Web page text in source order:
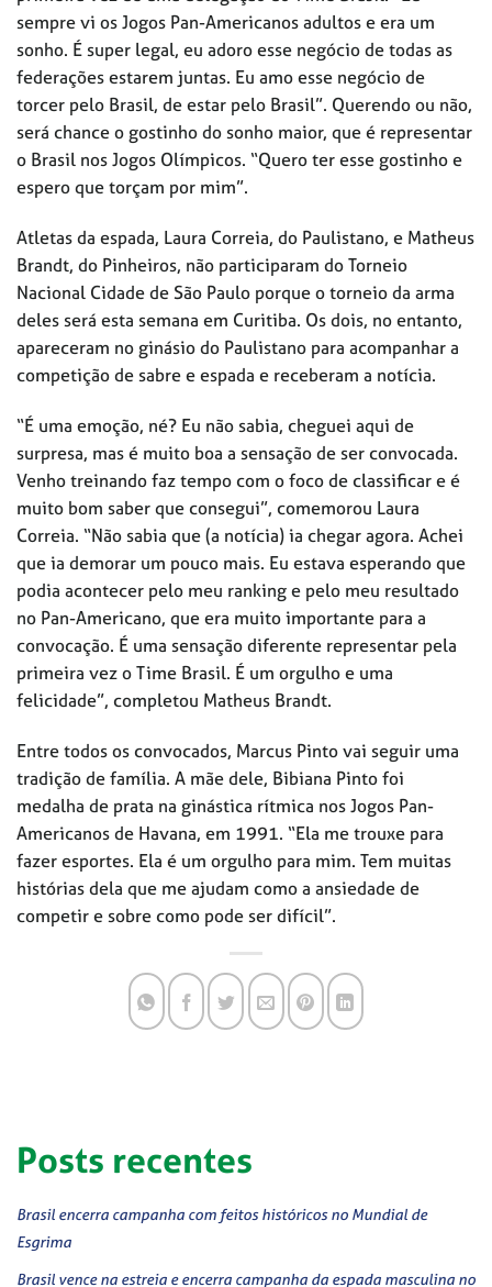
sempre vi os Jogos Pan-Americanos adultos e era um
sonho. É super legal, eu adoro esse negócio de todas as
federações estarem juntas. Eu amo esse negócio de
torcer pelo Brasil, de estar pelo Brasil”. Querendo ou não,
será chance o gostinho do sonho maior, que é representar
o Brasil nos Jogos Olímpicos. “Quero ter esse gostinho e
espero que torçam por mim”.
Atletas da espada, Laura Correia, do Paulistano, e Matheus
Brandt, do Pinheiros, não participaram do Torneio
Nacional Cidade de São Paulo porque o torneio da arma
deles será esta semana em Curitiba. Os dois, no entanto,
apareceram no ginásio do Paulistano para acompanhar a
competição de sabre e espada e receberam a notícia.
“É uma emoção, né? Eu não sabia, cheguei aqui de
surpresa, mas é muito boa a sensação de ser convocada.
Venho treinando faz tempo com o foco de classificar e é
muito bom saber que consegui”, comemorou Laura
Correia. “Não sabia que (a notícia) ia chegar agora. Achei
que ia demorar um pouco mais. Eu estava esperando que
podia acontecer pelo meu ranking e pelo meu resultado
no Pan-Americano, que era muito importante para a
convocação. É uma sensação diferente representar pela
primeira vez o Time Brasil. É um orgulho e uma
felicidade”, completou Matheus Brandt.
Entre todos os convocados, Marcus Pinto vai seguir uma
tradição de família. A mãe dele, Bibiana Pinto foi
medalha de prata na ginástica rítmica nos Jogos Pan-
Americanos de Havana, em 1991. “Ela me trouxe para
fazer esportes. Ela é um orgulho para mim. Tem muitas
histórias dela que me ajudam como a ansiedade de
competir e sobre como pode ser difícil”.
Posts recentes
Brasil encerra campanha com feitos históricos no Mundial de
Esgrima
Brasil vence na estreia e encerra campanha da espada masculina no